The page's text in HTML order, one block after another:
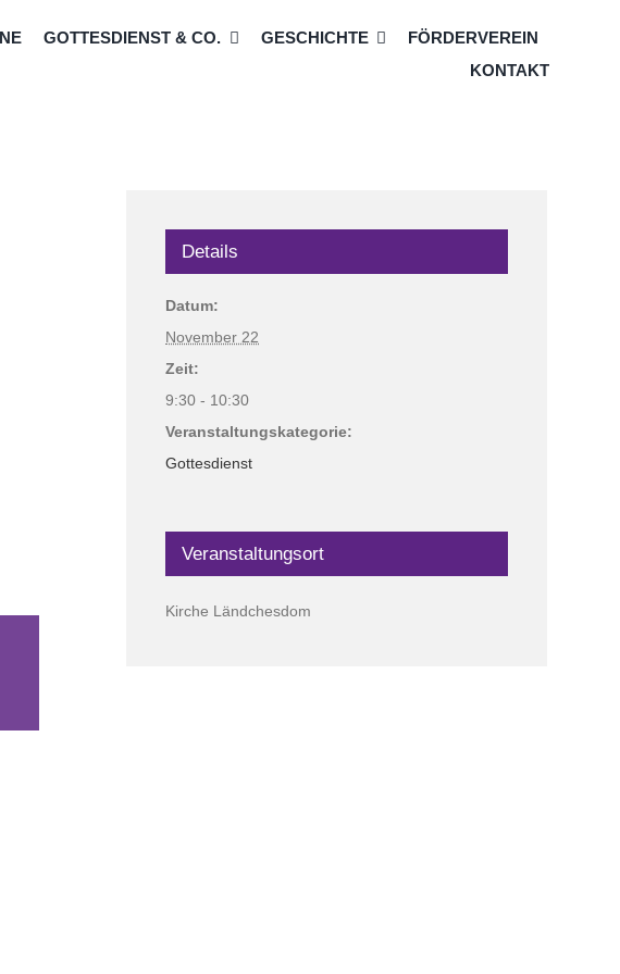
GOTTESDIENST & CO. GESCHICHTE
FÖRDERVEREIN
KONTAKT
Details
Datum:
November 22
Zeit:
9:30 - 10:30
Veranstaltungskategorie:
Gottesdienst
Veranstaltungsort
Kirche Ländchesdom